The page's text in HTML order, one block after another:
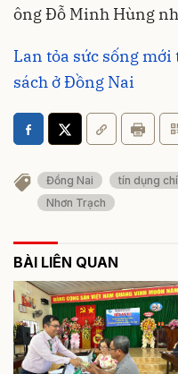
ông Đỗ Minh Hùng
Lan tỏa sức sống
sách ở Đồng Nai
Đồng Nai tín dụng
Nhơn Trạch
BÀI LIÊN QUAN